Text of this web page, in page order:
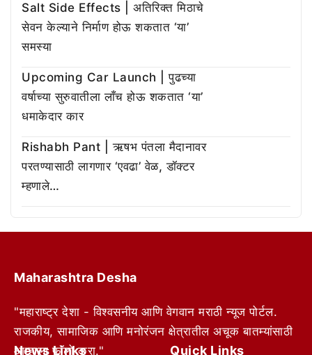
Salt Side Effects | अतिरिक्त मिठाचे
सेवन केल्याने निर्माण होऊ शकतात ‘या’
समस्या
Upcoming Car Launch | पुढच्या
वर्षाच्या सुरुवातीला लाँच होऊ शकतात ‘या’
धमाकेदार कार
Rishabh Pant | ऋषभ पंतला मैदानावर
परतण्यासाठी लागणार ‘एवढा’ वेळ, डॉक्टर
म्हणाले…
Maharashtra Desha
"महाराष्ट्र देशा - विश्वसनीय आणि वेगवान मराठी न्यूज पोर्टल.
राजकीय, सामाजिक आणि मनोरंजन क्षेत्रातील अचूक बातम्यांसाठी
आम्हाला फॉलो करा."
News Links Quick Links